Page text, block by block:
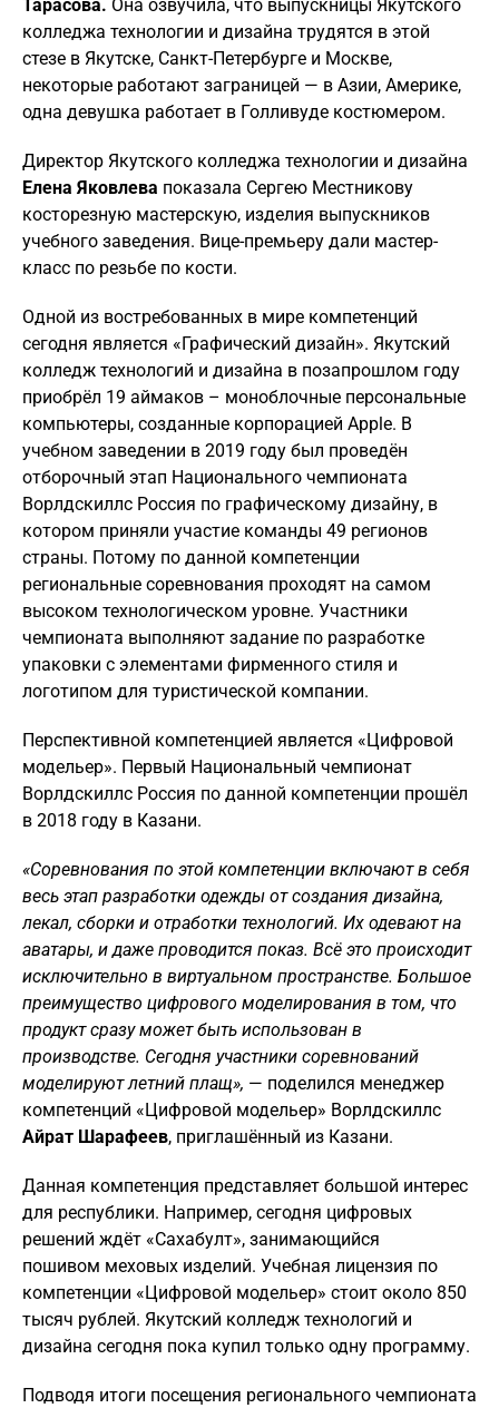
Тарасова. Она озвучила, что выпускницы Якутского
колледжа технологии и дизайна трудятся в этой
стезе в Якутске, Санкт-Петербурге и Москве,
некоторые работают заграницей — в Азии, Америке,
одна девушка работает в Голливуде костюмером.
Директор Якутского колледжа технологии и дизайна
Елена Яковлева показала Сергею Местникову
косторезную мастерскую, изделия выпускников
учебного заведения. Вице-премьеру дали мастер-
класс по резьбе по кости.
Одной из востребованных в мире компетенций
сегодня является «Графический дизайн». Якутский
колледж технологий и дизайна в позапрошлом году
приобрёл 19 аймаков – моноблочные персональные
компьютеры, созданные корпорацией Apple. В
учебном заведении в 2019 году был проведён
отборочный этап Национального чемпионата
Ворлдскиллс Россия по графическому дизайну, в
котором приняли участие команды 49 регионов
страны. Потому по данной компетенции
региональные соревнования проходят на самом
высоком технологическом уровне. Участники
чемпионата выполняют задание по разработке
упаковки с элементами фирменного стиля и
логотипом для туристической компании.
Перспективной компетенцией является «Цифровой
модельер». Первый Национальный чемпионат
Ворлдскиллс Россия по данной компетенции прошёл
в 2018 году в Казани.
«Соревнования по этой компетенции включают в себя
весь этап разработки одежды от создания дизайна,
лекал, сборки и отработки технологий. Их одевают на
аватары, и даже проводится показ. Всё это происходит
исключительно в виртуальном пространстве. Большое
преимущество цифрового моделирования в том, что
продукт сразу может быть использован в
производстве. Сегодня участники соревнований
моделируют летний плащ», — поделился менеджер
компетенций «Цифровой модельер» Ворлдскиллс
Айрат Шарафеев, приглашённый из Казани.
Данная компетенция представляет большой интерес
для республики. Например, сегодня цифровых
решений ждёт «Сахабулт», занимающийся
пошивом меховых изделий. Учебная лицензия по
компетенции «Цифровой модельер» стоит около 850
тысяч рублей. Якутский колледж технологий и
дизайна сегодня пока купил только одну программу.
Подводя итоги посещения регионального чемпионата